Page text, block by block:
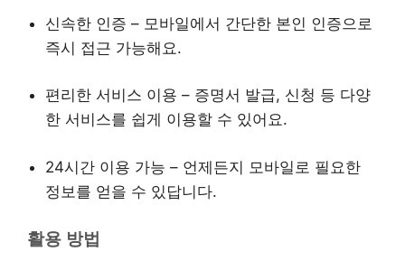
신속한 인증 – 모바일에서 간단한 본인 인증으로
즉시 접근 가능해요.
편리한 서비스 이용 – 증명서 발급, 신청 등 다양
한 서비스를 쉽게 이용할 수 있어요.
24시간 이용 가능 – 언제든지 모바일로 필요한
정보를 얻을 수 있답니다.
활용 방법